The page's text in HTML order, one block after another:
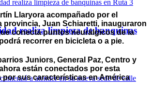
realiza limpieza de banquinas
Llaryora acompañado por el
provincia, Juan Schiaretti, inauguraron
conecta puntos neurálgicos de la
recorrer en bicicleta o a pie.
Juniors, General Paz, Centro y
están conectados por esta
sus características en América